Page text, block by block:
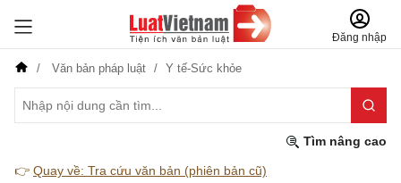
Đăng nhập
Văn bản pháp luật Y tế-Sức khỏe
Tìm nâng cao
👉 Quay về: Tra cứu văn bản (phiên bản cũ)